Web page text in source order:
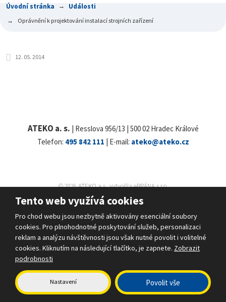
Úvodní stránka Události
Oprávnění k projektování instalací strojních zařízení
12. 05. 2014
ATEKO a. s. | Resslova 956/13 | 500 02 Hradec Králové
Telefon: 495 842 111 | E-mail: ateko@ateko.cz
© 2026 ATEKO a.s., vytvořila eBRÁNA s.r.o.
Mapa stránek
Podmínky použití
Bezpečnost a ochrana osobních údajů
Tento web je chráněn pomocí Google ReCAPTCHA a platí pro něj
zásady ochrany osobních údajů
Tento web využívá cookies
Pro chod webu jsou nezbytně aktivovány esenciální soubory
cookies. Pro plnohodnotné poskytování služeb, personalizaci
reklam a analýzu návštěvnosti jsou však nutné povolit i volitelné
cookies. Kliknutím na následující tlačítko, je zapnete. Zobrazit
podrobnosti
Nastavení Povolit vše